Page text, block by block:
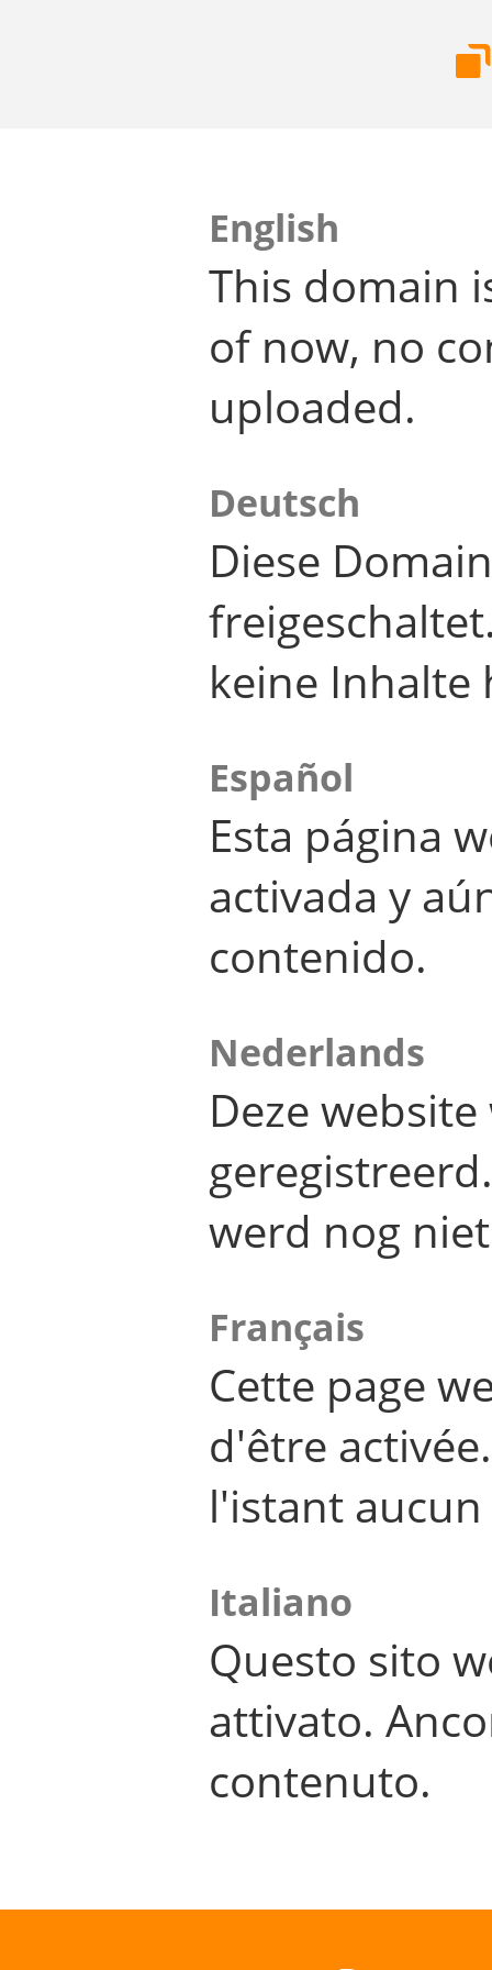
English
This domain
of now, no
uploaded.
Deutsch
Diese
keine Inhalte
Español
Esta página
activada y
contenido.
Nederlands
Deze
werd nog
Français
Cette page
d'être
l'istant
Italiano
Questo sito
attivato.
contenuto.